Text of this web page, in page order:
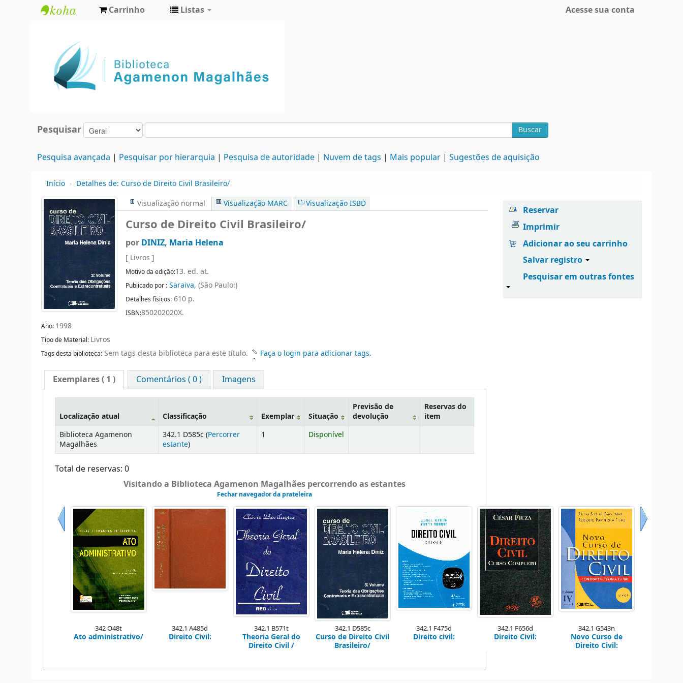
Agamenon
Magalhães
Carrinho Listas Acesse sua conta
Pesquisar Buscar
Pesquisa avançada Pesquisar por hierarquia Pesquisa de autoridade Nuvem de tags Mais popular Sugestões de aquisição
Início › Detalhes de: Curso de Direito Civil Brasileiro/
Visualização normal
Visualização MARC Visualização ISBD
Curso de Direito Civil Brasileiro/
por DINIZ, Maria Helena
[ Livros ]
Motivo da edição:13. ed. at.
Publicado por : Saraiva, (São Paulo:)
Detalhes físicos: 610 p.
ISBN:850202020X.
Ano: 1998
Tipo de Material: Livros
Tags desta biblioteca: Sem tags desta biblioteca para este título. Faça o login para adicionar tags.
Exemplares( 1 ) Comentários ( 0 ) Imagens
Localização atual Classificação Exemplar Situação
Previsão de
devolução
Reservas do
item
Biblioteca Agamenon
Magalhães
342.1 D585c (Percorrer
estante)
1 Disponível
Total de reservas: 0
Visitando a Biblioteca Agamenon Magalhães percorrendo as estantes
Fechar navegador da prateleira
Anterior
342 O48t
Ato administrativo/
342.1 A485d
Direito Civil:
342.1 B571t
Theoria Geral do
Direito Civil /
342.1 D585c
Curso de Direito Civil
Brasileiro/
342.1 F475d
Direito civil:
342.1 F656d
Direito Civil:
342.1 G543n
Novo Curso de
Direito Civil:
Reservar
Imprimir
Adicionar ao seu carrinho
Salvar registro
Pesquisar em outras fontes